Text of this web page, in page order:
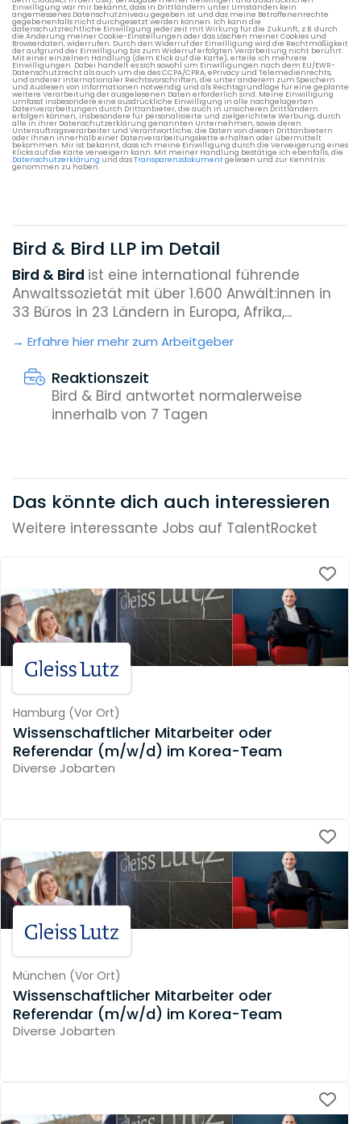
Einwilligung war mir bekannt, dass in Drittländern unter Umständen kein
angemessenes Datenschutzniveau gegeben ist und das meine Betroffenenrechte
gegebenenfalls nicht durchgesetzt werden können. Ich kann die
datenschutzrechtliche Einwilligung jederzeit mit Wirkung für die Zukunft, z.B. durch
die Änderung meiner Cookie-Einstellungen oder das Löschen meiner Cookies und
Browserdaten, widerrufen. Durch den Widerruf der Einwilligung wird die Rechtmäßigkeit
der aufgrund der Einwilligung bis zum Widerruf erfolgten Verarbeitung nicht berührt.
Mit einer einzelnen Handlung (dem Klick auf die Karte), erteile ich mehrere
Einwilligungen. Dabei handelt es sich sowohl um Einwilligungen nach dem EU/EWR-
Datenschutzrecht als auch um die des CCPA/CPRA, ePrivacy und Telemedienrechts,
und anderer internationaler Rechtsvorschriften, die unter anderem zum Speichern
und Auslesen von Informationen notwendig und als Rechtsgrundlage für eine geplante
weitere Verarbeitung der ausgelesenen Daten erforderlich sind. Meine Einwilligung
umfasst insbesondere eine ausdrückliche Einwilligung in alle nachgelagerten
Datenverarbeitungen durch Drittanbieter, die auch in unsicheren Drittländern
erfolgen können, insbesondere für personalisierte und zielgerichtete Werbung, durch
alle in ihrer Datenschutzerklärung genannten Unternehmen, sowie deren
Unterauftragsverarbeiter und Verantwortliche, die Daten von diesen Drittanbietern
oder ihnen innerhalb einer Datenverarbeitungskette erhalten oder übermittelt
bekommen. Mir ist bekannt, dass ich meine Einwilligung durch die Verweigerung eines
Klicks auf die Karte verweigern kann. Mit meiner Handlung bestätige ich ebenfalls, die
Datenschutzerklärung und dasTransparenzdokumentgelesen und zur Kenntnis
genommen zu haben.
Bird & Bird LLP im Detail
Bird & Bird ist eine international führende
Anwaltssozietät mit über 1.600 Anwält:innen in
33 Büros in 23 Ländern in Europa, Afrika,...
Erfahre hier mehr zum Arbeitgeber
Reaktionszeit
Bird & Bird antwortet normalerweise
innerhalb von 7 Tagen
Das könnte dich auch interessieren
Weitere interessante Jobs auf TalentRocket
Hamburg (Vor Ort)
Wissenschaftlicher Mitarbeiter oder
Referendar (m/w/d) im Korea-Team
Diverse Jobarten
München (Vor Ort)
Wissenschaftlicher Mitarbeiter oder
Referendar (m/w/d) im Korea-Team
Diverse Jobarten